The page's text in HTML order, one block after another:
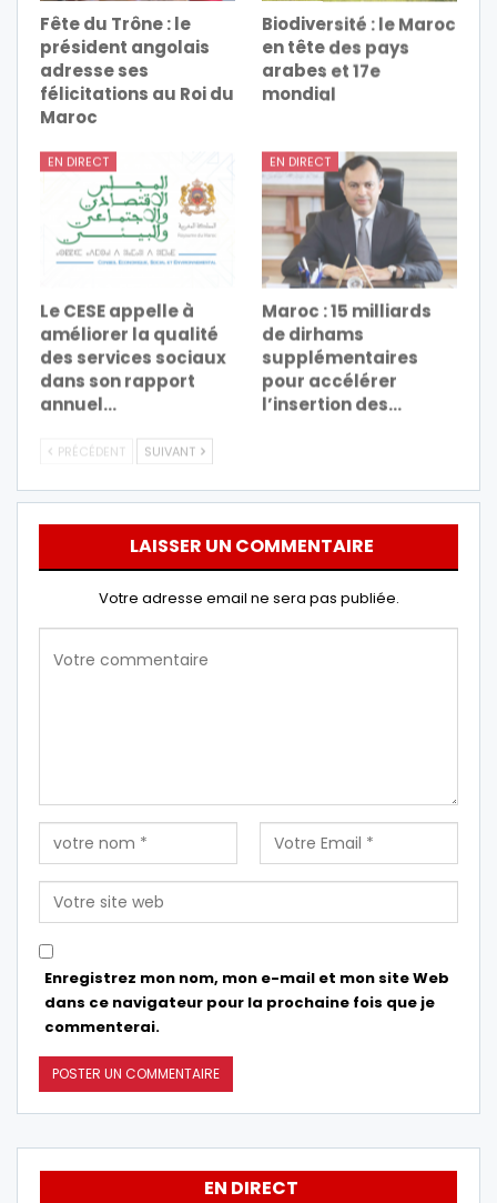
Fête du Trône : le
président angolais
adresse ses
félicitations au Roi du
Maroc
Biodiversité : le Maroc
en tête des pays
arabes et 17e
mondial
EN DIRECT
Le CESE appelle à
améliorer la qualité
des services sociaux
dans son rapport
annuel…
EN DIRECT
Maroc : 15 milliards
de dirhams
supplémentaires
pour accélérer
l’insertion des…
PRÉCÉDENT SUIVANT
LAISSER UN COMMENTAIRE
Votre adresse email ne sera pas publiée.
Enregistrez mon nom, mon e-mail et mon site Web
dans ce navigateur pour la prochaine fois que je
commenterai.
EN DIRECT